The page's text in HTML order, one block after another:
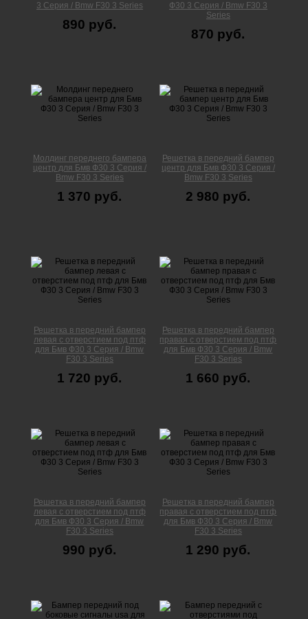
3 Серия / Bmw F30 3 Series
890 руб.
Ф30 3 Серия / Bmw F30 3
Series
870 руб.
Молдинг переднего бампера
центр для Бмв Ф30 3 Серия /
Bmw F30 3 Series
1 370 руб.
Решетка в передний бампер
центр для Бмв Ф30 3 Серия /
Bmw F30 3 Series
2 980 руб.
Решетка в передний бампер
левая с отверстием под птф
для Бмв Ф30 3 Серия / Bmw
F30 3 Series
1 720 руб.
Решетка в передний бампер
правая с отверстием под птф
для Бмв Ф30 3 Серия / Bmw
F30 3 Series
1 660 руб.
Решетка в передний бампер
левая с отверстием под птф
для Бмв Ф30 3 Серия / Bmw
F30 3 Series
990 руб.
Решетка в передний бампер
правая с отверстием под птф
для Бмв Ф30 3 Серия / Bmw
F30 3 Series
1 290 руб.